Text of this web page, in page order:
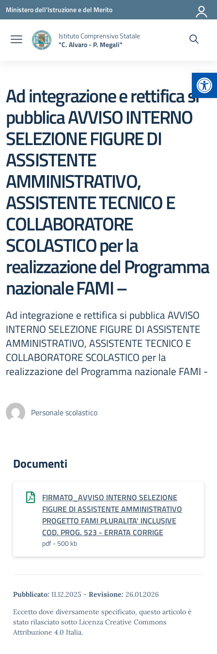
Vai ai contenuti
Vai al menu di navigazione
Vai al footer
Ministero dell'Istruzione e del Merito
Istituto Comprensivo Statale
"C. Alvaro - P. Megali"
Ad integrazione e rettifica si
pubblica AVVISO INTERNO
SELEZIONE FIGURE DI
ASSISTENTE
AMMINISTRATIVO,
ASSISTENTE TECNICO E
COLLABORATORE
SCOLASTICO per la
realizzazione del Programma
nazionale FAMI –
Ad integrazione e rettifica si pubblica AVVISO
INTERNO SELEZIONE FIGURE DI ASSISTENTE
AMMINISTRATIVO, ASSISTENTE TECNICO E
COLLABORATORE SCOLASTICO per la
realizzazione del Programma nazionale FAMI -
Personale scolastico
Documenti
FIRMATO_AVVISO INTERNO SELEZIONE
FIGURE DI ASSISTENTE AMMINISTRATIVO
PROGETTO FAMI PLURALITA' INCLUSIVE
COD. PROG. 523 - ERRATA CORRIGE
pdf - 500 kb
Pubblicato: 11.12.2025 - Revisione: 26.01.2026
Eccetto dove diversamente specificato, questo articolo è
stato rilasciato sotto Licenza Creative Commons
Attribuzione 4.0 Italia.